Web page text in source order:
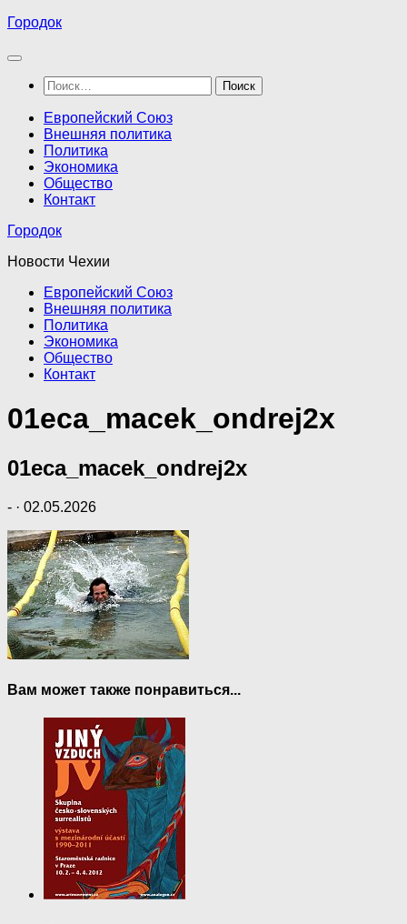
Перейти
содержимому
Городок
Найти:
Европейский Союз
Внешняя политика
Политика
Экономика
Общество
Контакт
Городок
Новости Чехии
Европейский Союз
Внешняя политика
Политика
Экономика
Общество
Контакт
01eca_macek_ondrej2x
01eca_macek_ondrej2x
- · 02.05.2026
Вам может также понравиться...